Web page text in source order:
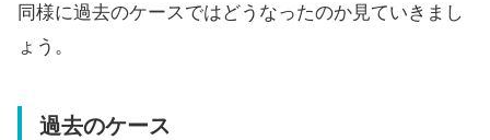
同様に過去のケースではどうなったのか見ていきまし
ょう。
過去のケース